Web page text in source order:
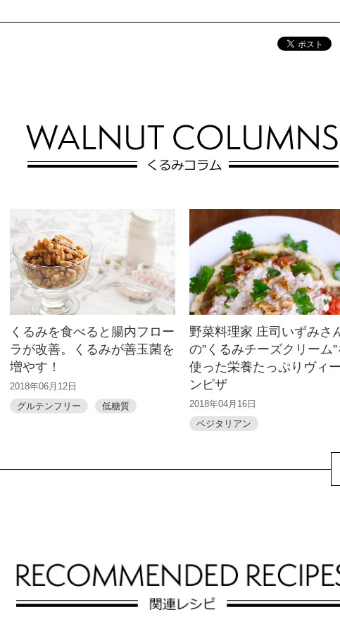
くるみを食べると腸内フロー
ラが改善。くるみが善玉菌を
増やす！
2018年06月12日
グルテンフリー
低糖質
野菜料理家 庄司いずみさ
の”くるみチーズクリーム
使った栄養たっぷりヴィ
ンピザ
2018年04月16日
ベジタリアン